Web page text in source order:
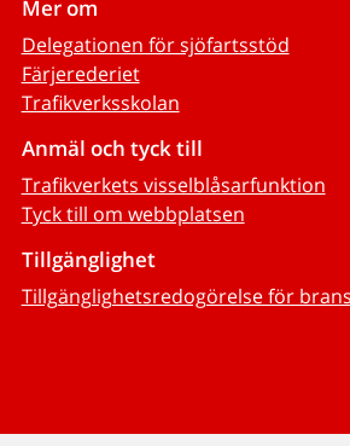
Mer om
Delegationen för sjöfartsstöd
Färjerederiet
Trafikverksskolan
Anmäl och tyck till
Trafikverkets visselblåsarfunktion
Tyck till om webbplatsen
Tillgänglighet
Tillgänglighetsredogörelse för